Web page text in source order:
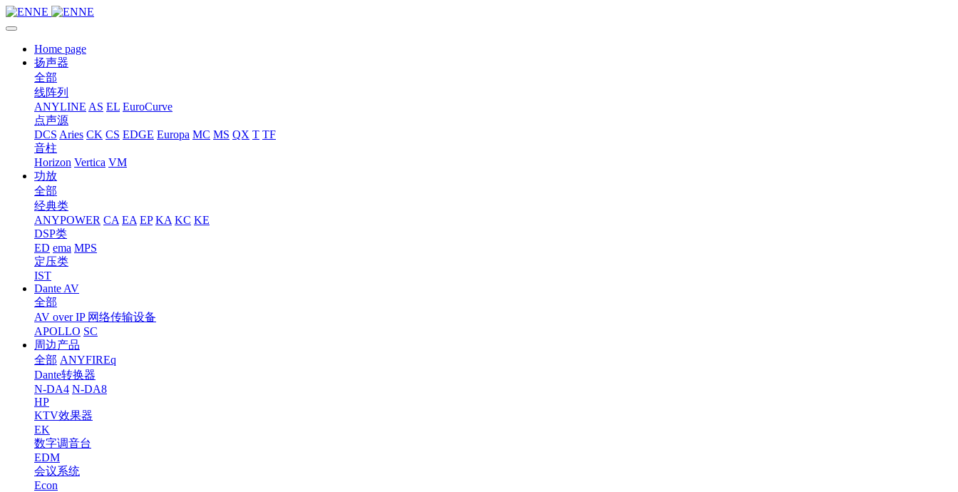
Home page
扬声器
全部
线阵列
ANYLINE AS EL EuroCurve
点声源
DCS Aries CK CS EDGE Europa MC MS QX T TF
音柱
Horizon Vertica VM
功放
全部
经典类
ANYPOWER CA EA EP KA KC KE
DSP类
ED ema MPS
定压类
IST
Dante AV
全部
AV over IP 网络传输设备
APOLLO SC
周边产品
全部 ANYFIREq
Dante转换器
N-DA4 N-DA8
HP
KTV效果器
EK
数字调音台
EDM
会议系统
Econ